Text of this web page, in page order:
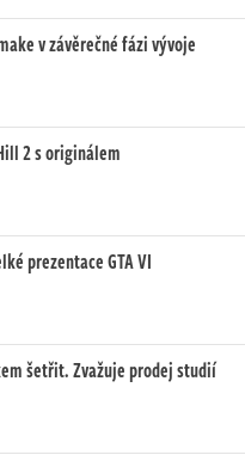
v závěrečné fázi vývoje
2 s originálem
prezentace GTA VI
šetřit. Zvažuje prodej studií